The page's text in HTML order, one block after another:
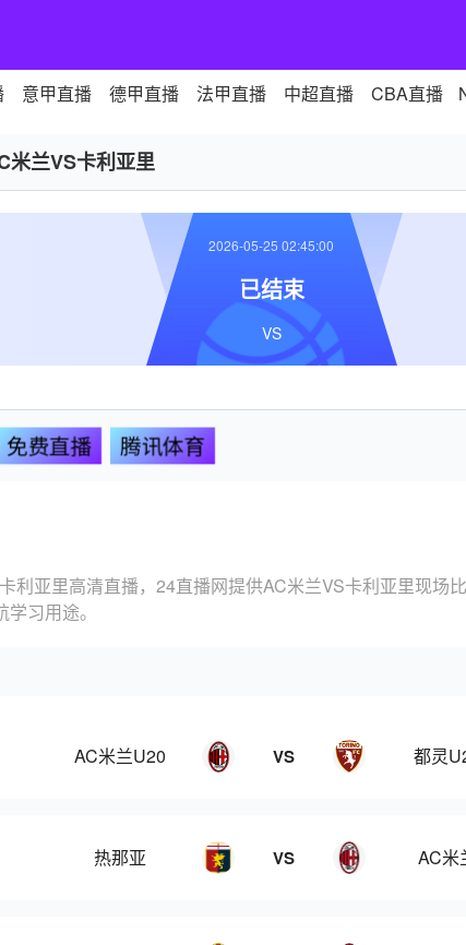
意甲直播 德甲直播 法甲直播 中超直播 CBA直播
米兰VS卡利亚里
2026-05-25 02:45:00
已结束
VS
免费直播 腾讯体育
利亚里高清直播，24直播网提供AC米兰VS卡利亚里现场
习用途。
AC米兰U20 VS 都灵
热那亚 VS AC米